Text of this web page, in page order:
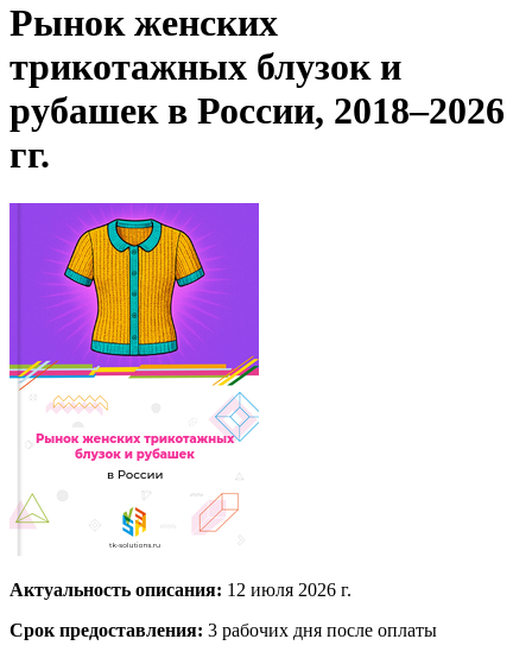
Рынок женских
трикотажных блузок и
рубашек в России, 2018–2026
гг.
Актуальность описания: 12 июля 2026 г.
Срок предоставления: 3 рабочих дня после оплаты